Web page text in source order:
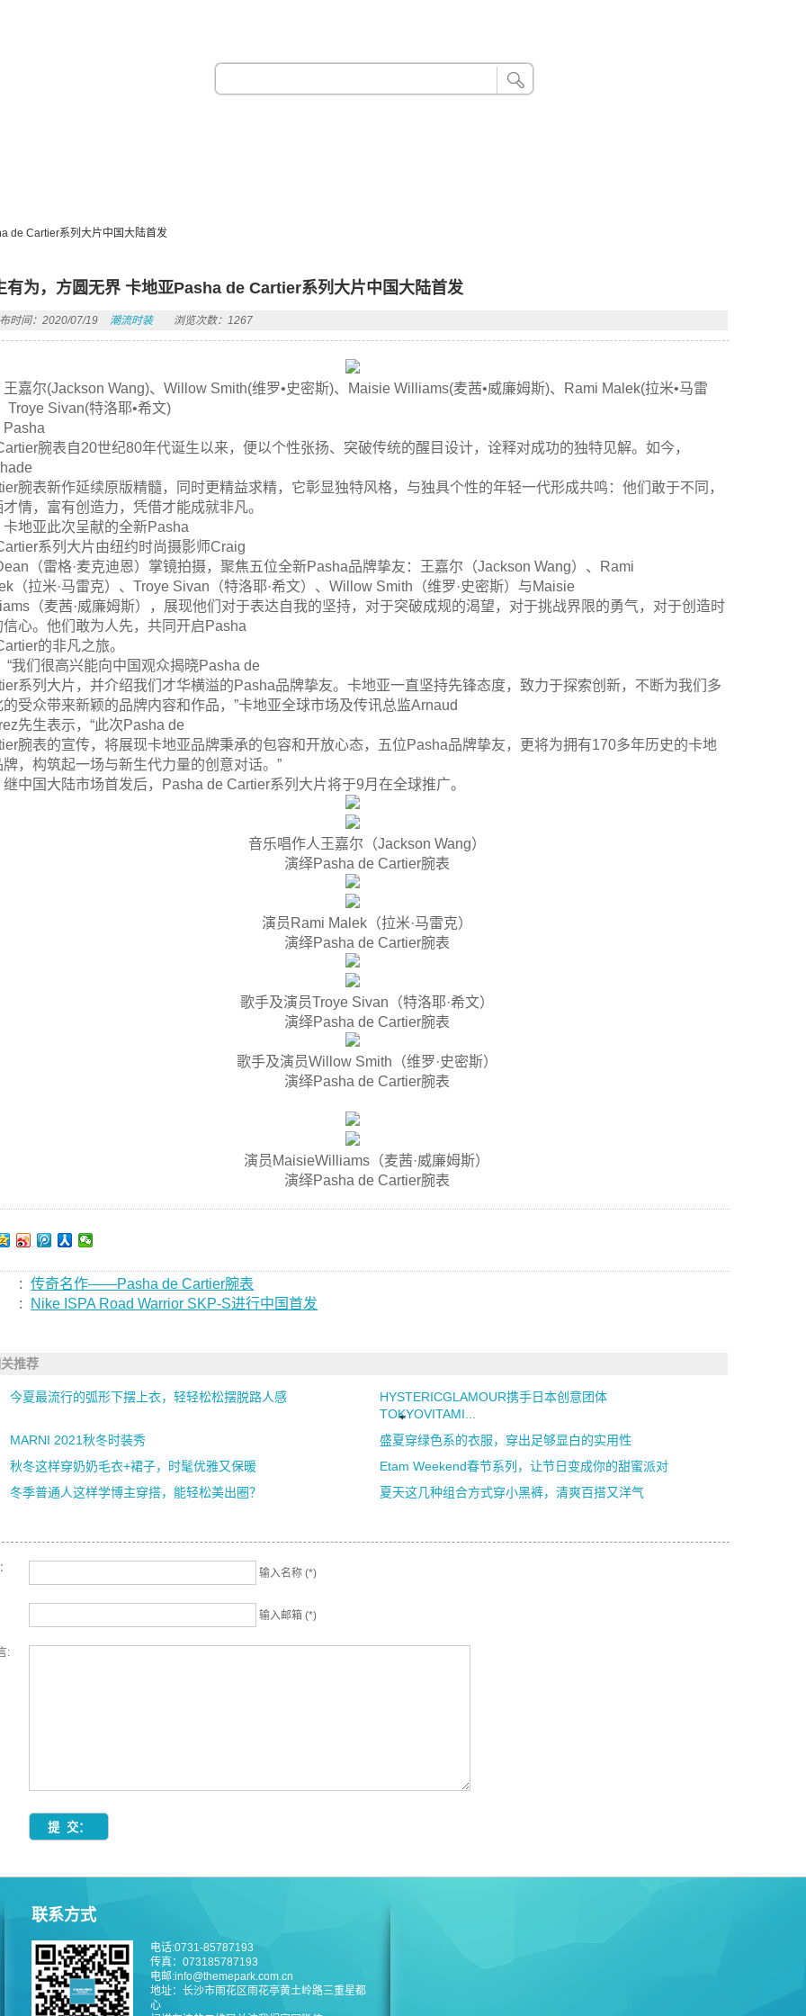
de Cartier系列大片中国大陆首发
有为，方圆无界 卡地亚Pasha de Cartier系列大片中国大陆首发
时间：2020/07/19 潮流时装 浏览次数：1267
王嘉尔(Jackson Wang)、Willow Smith(维罗•史密斯)、Maisie Williams(麦茜•威廉姆斯)、Rami Malek(拉米•马雷
Troye Sivan(特洛耶•希文)
Pasha
腕表自20世纪80年代诞生以来，便以个性张扬、突破传统的醒目设计，诠释对成功的独特见解。如今，
腕表新作延续原版精髓，同时更精益求精，它彰显独特风格，与独具个性的年轻一代形成共鸣：他们敢于不同，
才情，富有创造力，凭借才能成就非凡。
卡地亚此次呈献的全新Pasha
系列大片由纽约时尚摄影师Craig
（雷格·麦克迪恩）掌镜拍摄，聚焦五位全新Pasha品牌挚友：王嘉尔（Jackson Wang）、Rami
（拉米·马雷克）、Troye Sivan（特洛耶·希文）、Willow Smith（维罗·史密斯）与Maisie
（麦茜·威廉姆斯），展现他们对于表达自我的坚持，对于突破成规的渴望，对于挑战界限的勇气，对于创造时
信心。他们敢为人先，共同开启Pasha
的非凡之旅。
“我们很高兴能向中国观众揭晓Pasha de
系列大片，并介绍我们才华横溢的Pasha品牌挚友。卡地亚一直坚持先锋态度，致力于探索创新，不断为我们多
的受众带来新颖的品牌内容和作品，”卡地亚全球市场及传讯总监Arnaud
先生表示，“此次Pasha de
腕表的宣传，将展现卡地亚品牌秉承的包容和开放心态，五位Pasha品牌挚友，更将为拥有170多年历史的卡地
牌，构筑起一场与新生代力量的创意对话。”
继中国大陆市场首发后，Pasha de Cartier系列大片将于9月在全球推广。
音乐唱作人王嘉尔（Jackson Wang）
演绎Pasha de Cartier腕表
演员Rami Malek（拉米·马雷克）
演绎Pasha de Cartier腕表
歌手及演员Troye Sivan（特洛耶·希文）
演绎Pasha de Cartier腕表
歌手及演员Willow Smith（维罗·史密斯）
演绎Pasha de Cartier腕表
演员MaisieWilliams（麦茜·威廉姆斯）
演绎Pasha de Cartier腕表
:
传奇名作——Pasha de Cartier腕表
:
Nike ISPA Road Warrior SKP-S进行中国首发
推荐
今夏最流行的弧形下摆上衣，轻轻松松摆脱路人感
HYSTERICGLAMOUR携手日本创意团体
TOKYOVITAMI...
MARNI 2021秋冬时装秀
盛夏穿绿色系的衣服，穿出足够显白的实用性
秋冬这样穿奶奶毛衣+裙子，时髦优雅又保暖
Etam Weekend春节系列，让节日变成你的甜蜜派对
冬季普通人这样学博主穿搭，能轻松美出圈？
夏天这几种组合方式穿小黑裤，清爽百搭又洋气
输入名称 (*)
输入邮箱 (*)
:
联系方式
电话:0731-85787193
传真：073185787193
电邮:info@themepark.com.cn
地址：长沙市雨花区雨花亭黄土岭路三重星都
心